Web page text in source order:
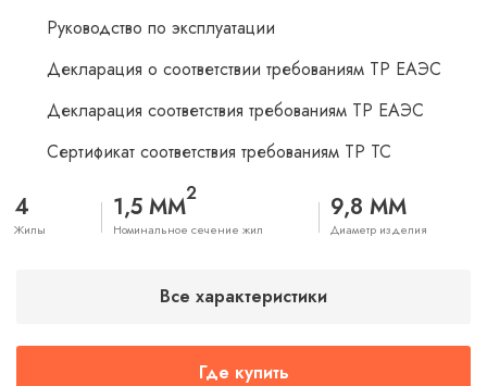
Руководство по эксплуатации
Декларация о соответствии требованиям ТР ЕАЭС
Декларация соответствия требованиям ТР ЕАЭС
Сертификат соответствия требованиям ТР ТС
4
Жилы
1,5 ММ2
Номинальное сечение жил
9,8 ММ
Диаметр изделия
Все характеристики
Где купить